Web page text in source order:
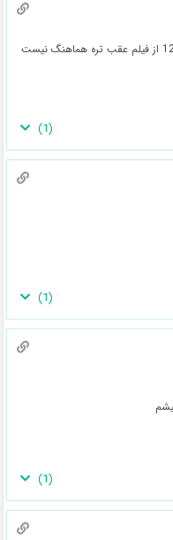
(
1
)
(
1
)
(
1
)